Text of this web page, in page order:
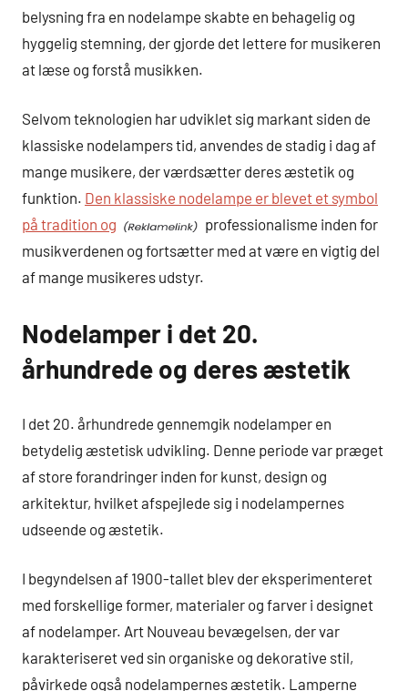
belysning fra en nodelampe skabte en behagelig og
hyggelig stemning, der gjorde det lettere for musikeren
at læse og forstå musikken.
Selvom teknologien har udviklet sig markant siden de
klassiske nodelampers tid, anvendes de stadig i dag af
mange musikere, der værdsætter deres æstetik og
funktion. Den klassiske nodelampe er blevet et symbol
på tradition og
professionalisme inden for
musikverdenen og fortsætter med at være en vigtig del
af mange musikeres udstyr.
Nodelamper i det 20.
århundrede og deres æstetik
I det 20. århundrede gennemgik nodelamper en
betydelig æstetisk udvikling. Denne periode var præget
af store forandringer inden for kunst, design og
arkitektur, hvilket afspejlede sig i nodelampernes
udseende og æstetik.
I begyndelsen af 1900-tallet blev der eksperimenteret
med forskellige former, materialer og farver i designet
af nodelamper. Art Nouveau bevægelsen, der var
karakteriseret ved sin organiske og dekorative stil,
påvirkede også nodelampernes æstetik. Lamperne